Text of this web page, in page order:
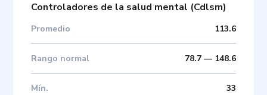
Controladores de la salud mental (Cdlsm)
Promedio 113.6
Rango normal 78.7— 148.6
Mín. 33